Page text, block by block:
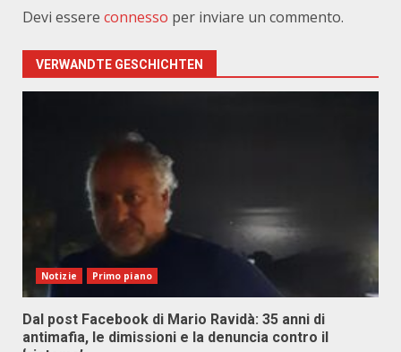
Devi essere connesso per inviare un commento.
VERWANDTE GESCHICHTEN
Notizie Primo piano
Dal post Facebook di Mario Ravidà: 35 anni di
antimafia, le dimissioni e la denuncia contro il